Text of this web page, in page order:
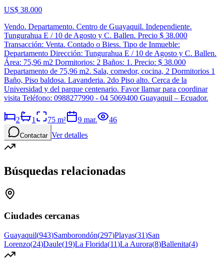
US$ 38.000
Vendo. Departamento. Centro de Guayaquil. Independiente.
Tungurahua E / 10 de Agosto y C. Ballen. Precio $ 38.000
Transacción: Venta. Contado o Biess. Tipo de Inmueble:
Departamento Dirección: Tungurahua E / 10 de Agosto y C. Ballen.
Área: 75,96 m2 Dormitorios: 2 Baños: 1. Precio: $ 38.000
Departamento de 75,96 m2. Sala, comedor, cocina, 2 Dormitorios 1
Baño, Piso baldosa. Lavanderia. 2do Piso alto. Cerca de la
Universidad y del parque centenario. Favor llamar para coordinar
visita Teléfono: 0988277990 - 04 5069400 Guayaquil – Ecuador.
2 1 75 m² 9 mar. 46
Contactar Ver detalles
Búsquedas relacionadas
Ciudades cercanas
Guayaquil(943)Samborondón(297)Playas(31)San
Lorenzo(24)Daule(19)La Florida(11)La Aurora(8)Ballenita(4)